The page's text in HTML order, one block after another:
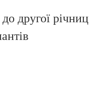
другої